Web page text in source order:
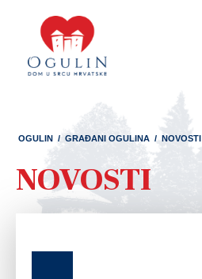
OGULIN / GRAĐANI OGULINA / NOVOSTI
NOVOSTI